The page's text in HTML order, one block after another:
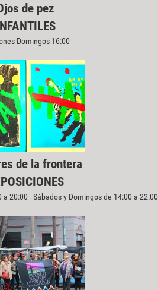
de pez
Domingos 16:00
de la frontera
20:00 - Sábados y Domingos de 14:00 a 22:00